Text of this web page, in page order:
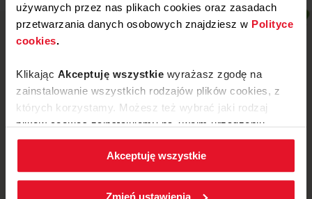
używanych przez nas plikach cookies oraz zasadach
przetwarzania danych osobowych znajdziesz w Polityce
cookies.
Klikając Akceptuję wszystkie wyrażasz zgodę na
zainstalowanie wszystkich rodzajów plików cookies, z
których korzystamy. Możesz też wybrać jaki rodzaj
plików cookies zainstalujemy na Twoim urządzeniu,
klikającZmień ustawienia.
W każdej chwili możesz zmienić wybrane przez Ciebie
ustawienia plików cookies wchodząc w zakładkę
Akceptuję wszystkie
Zmień ustawienia
ul. Mickiewicza 52, 64-510 Wronki